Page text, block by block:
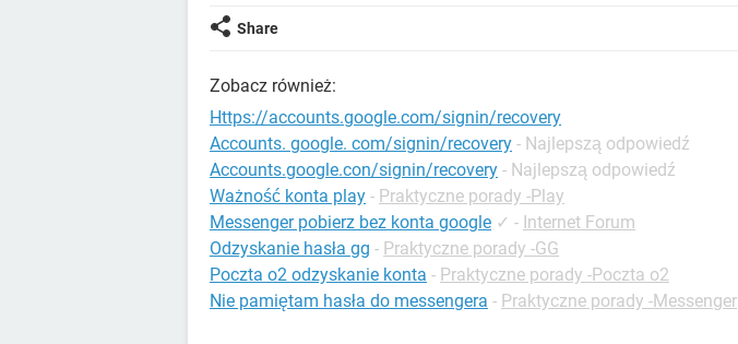
Share
Zobacz również:
Https://accounts.google.com/signin/recovery
Accounts. google. com/signin/recovery - Najlepszą odpowiedź
Accounts.google.con/signin/recovery - Najlepszą odpowiedź
Ważność konta play - Praktyczne porady -Play
Messenger pobierz bez konta google ✓ - Internet Forum
Odzyskanie hasła gg - Praktyczne porady -GG
Poczta o2 odzyskanie konta - Praktyczne porady -Poczta o2
Nie pamiętam hasła do messengera - Praktyczne porady -Messenger